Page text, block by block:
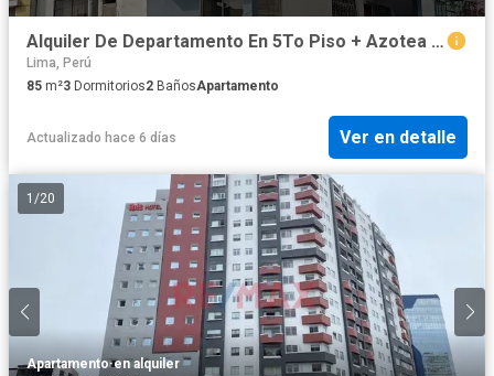
Alquiler De Departamento En 5To Piso + Azotea En Pueblo Libre
Lima, Perú
85 m²3 Dormitorios2 BañosApartamento
Actualizado hace 6 días Ver en detalle
1 /20
Apartamento·en alquiler